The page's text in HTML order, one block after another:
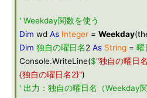
' Weekday関数を使う
Dim wd As Integer = Weekday
Dim 独自の曜日名2 As String = 曜
Console.WriteLine($"独自の曜日
{独自の曜日名2}")
' 出力：独自の曜日名（Weekday